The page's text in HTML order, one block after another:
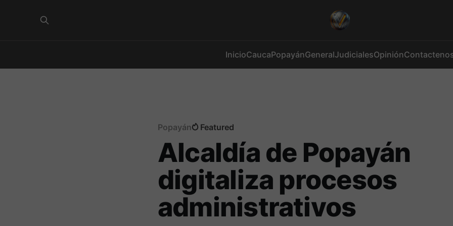
InicioCaucaPopayánGeneralJudicialesOpinión
Popayán Featured
Alcaldía de Popayán
digitaliza procesos
administrativos